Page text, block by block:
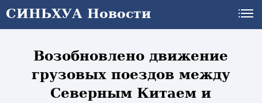
СИНЬХУА Новости
Возобновлено движение
грузовых поездов между
Северным Китаем и